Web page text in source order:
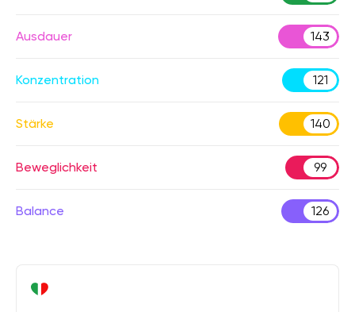
Ausdauer 143
Konzentration 121
Stärke 140
Beweglichkeit 99
Balance 126